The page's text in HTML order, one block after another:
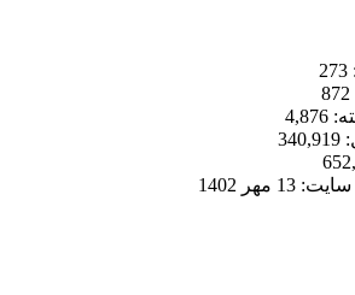
273
872
4,876
340,919
سایت: 13 مهر 1402